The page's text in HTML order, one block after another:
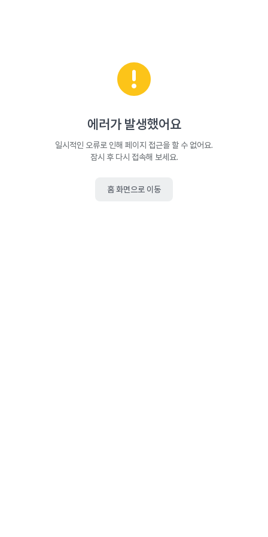
에러가 발생했어요
일시적인 오류로 인해 페이지 접근을 할 수 없어요.
잠시 후 다시 접속해 보세요.
홈 화면으로 이동